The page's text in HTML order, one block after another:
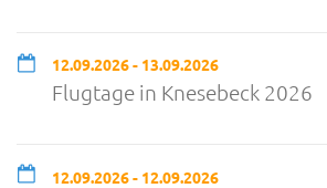
12.09.2026 - 13.09.2026
Flugtage in Knesebeck 2026
12.09.2026 - 12.09.2026